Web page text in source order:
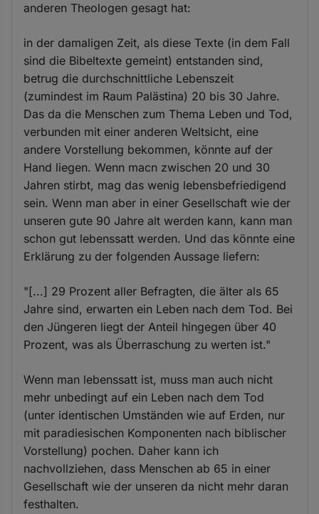
anderen Theologen gesagt hat:
in der damaligen Zeit, als diese Texte (in dem Fall
sind die Bibeltexte gemeint) entstanden sind,
betrug die durchschnittliche Lebenszeit
(zumindest im Raum Palästina) 20 bis 30 Jahre.
Das da die Menschen zum Thema Leben und Tod,
verbunden mit einer anderen Weltsicht, eine
andere Vorstellung bekommen, könnte auf der
Hand liegen. Wenn macn zwischen 20 und 30
Jahren stirbt, mag das wenig lebensbefriedigend
sein. Wenn man aber in einer Gesellschaft wie der
unseren gute 90 Jahre alt werden kann, kann man
schon gut lebenssatt werden. Und das könnte eine
Erklärung zu der folgenden Aussage liefern:
"[...] 29 Prozent aller Befragten, die älter als 65
Jahre sind, erwarten ein Leben nach dem Tod. Bei
den Jüngeren liegt der Anteil hingegen über 40
Prozent, was als Überraschung zu werten ist."
Wenn man lebenssatt ist, muss man auch nicht
mehr unbedingt auf ein Leben nach dem Tod
(unter identischen Umständen wie auf Erden, nur
mit paradiesischen Komponenten nach biblischer
Vorstellung) pochen. Daher kann ich
nachvollziehen, dass Menschen ab 65 in einer
Gesellschaft wie der unseren da nicht mehr daran
festhalten.